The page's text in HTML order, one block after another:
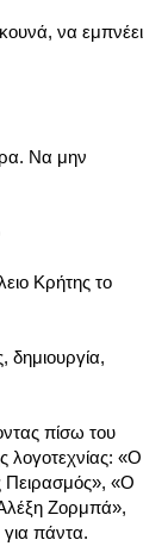
να εμπνέει
Να μην
Κρήτης το
δημιουργία,
πίσω του
λογοτεχνίας: «Ο
Πειρασμός», «Ο
Ζορμπά»,
πάντα.